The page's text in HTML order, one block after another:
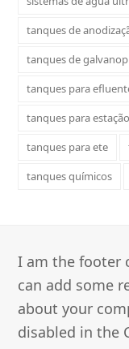
tanques de
tanques de
tanques para
tanques para
tanques para ete
tanques químicos
I am the footer
can add some
about your
disabled in the